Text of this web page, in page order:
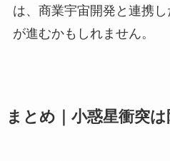
は、商業宇宙開発と連携
が進むかもしれません。
まとめ｜小惑星衝突